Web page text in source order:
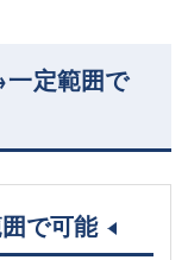
一定範囲で
で可能